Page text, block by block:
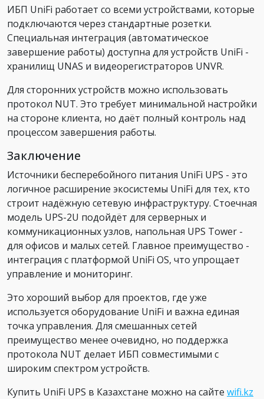
ИБП UniFi работает со всеми устройствами, которые
подключаются через стандартные розетки.
Специальная интеграция (автоматическое
завершение работы) доступна для устройств UniFi -
хранилищ UNAS и видеорегистраторов UNVR.
Для сторонних устройств можно использовать
протокол NUT. Это требует минимальной настройки
на стороне клиента, но даёт полный контроль над
процессом завершения работы.
Заключение
Источники бесперебойного питания UniFi UPS - это
логичное расширение экосистемы UniFi для тех, кто
строит надёжную сетевую инфраструктуру. Стоечная
модель UPS-2U подойдёт для серверных и
коммуникационных узлов, напольная UPS Tower -
для офисов и малых сетей. Главное преимущество -
интеграция с платформой UniFi OS, что упрощает
управление и мониторинг.
Это хороший выбор для проектов, где уже
используется оборудование UniFi и важна единая
точка управления. Для смешанных сетей
преимущество менее очевидно, но поддержка
протокола NUT делает ИБП совместимыми с
широким спектром устройств.
Купить UniFi UPS в Казахстане можно на сайте wifi.kz